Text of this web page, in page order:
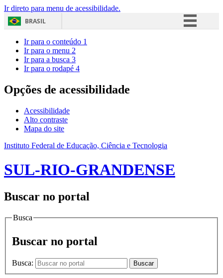
Ir direto para menu de acessibilidade.
BRASIL
Acesso à informação
Ir para o conteúdo 1
Ir para o menu 2
Ir para a busca 3
Ir para o rodapé 4
Opções de acessibilidade
Acessibilidade
Alto contraste
Mapa do site
Instituto Federal de Educação, Ciência e Tecnologia
SUL-RIO-GRANDENSE
Buscar no portal
Busca
Buscar no portal
Busca: Buscar